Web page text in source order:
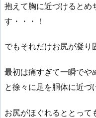
抱えて胸に近づけるとめ
す・・・！
でもそれだけお尻が凝り
最初は痛すぎて一瞬でや
と徐々に足を胴体に近づ
お尻がほぐれるととって